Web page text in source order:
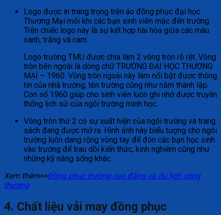
Logo được in trang trọng trên áo đồng phục đại học
Thương Mại mỗi khi các bạn sinh viên mặc đến trường.
Trên chiếc logo này là sự kết hợp hài hòa giữa các màu
xanh, trắng và cam.
Logo trường TMU được chia làm 2 vòng tròn rõ rệt. Vòng
tròn bên ngoài là dòng chữ TRƯỜNG ĐẠI HỌC THƯƠNG
MẠI – 1960. Vòng tròn ngoài này làm nổi bật được thông
tin của nhà trường, tên trường cũng như năm thành lập.
Con số 1960 giúp cho sinh viên luôn ghi nhớ được truyền
thống lịch sử của ngôi trường mình học.
Vòng tròn thứ 2 có sự xuất hiện của ngôi trường và trang
sách đang được mở ra. Hình ảnh này biểu tượng cho ngôi
trường luôn dang rộng vòng tay để đón các bạn học sinh
vào trường để trau dồi kiến thức, kinh nghiệm cũng như
những kỹ năng sống khác.
Xem thêm>>Đồng phục trường cao đẳng và du lịch công
thương
4. Chất liệu vải may đồng phục